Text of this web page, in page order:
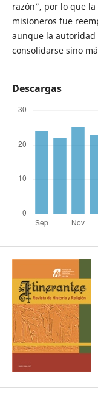
razón”, por lo que
misioneros fue
aunque la
consolidarse sino
Descargas